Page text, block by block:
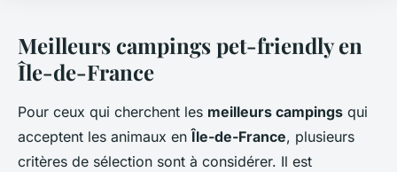
Meilleurs campings pet-friendly en
Île-de-France
Pour ceux qui cherchent les meilleurs campings qui
acceptent les animaux en Île-de-France, plusieurs
critères de sélection sont à considérer. Il est